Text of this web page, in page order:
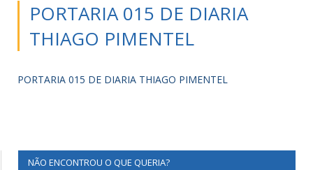
PORTARIA 015 DE DIARIA
THIAGO PIMENTEL
PORTARIA 015 DE DIARIA THIAGO PIMENTEL
NÃO ENCONTROU O QUE QUERIA?